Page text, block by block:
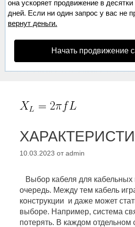
она ускоряет продвижение в
дней. Если ни один запрос у вас не
вернут деньги.
Начать продвижение
10.03.2023 от admin
Выбор кабеля для кабельных
очередь. Между тем кабель
конструкции и даже может
выборе. Например, система
потерять. В каждом отдельном